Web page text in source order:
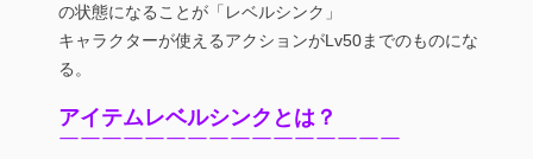
の状態になることが「レベルシンク」
キャラクターが使えるアクションがLv50までのものにな
る。
アイテムレベルシンクとは？
￣￣￣￣￣￣￣￣￣￣￣￣￣￣￣￣